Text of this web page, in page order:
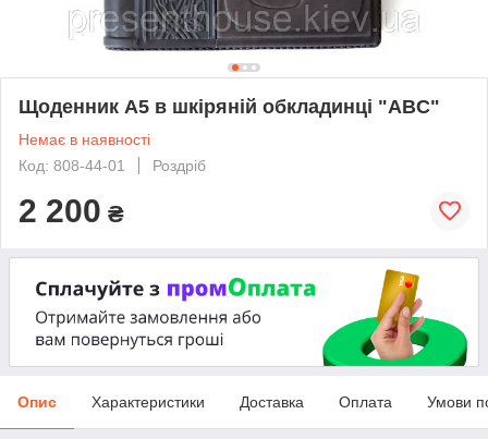
Щоденник А5 в шкіряній обкладинці "ABC"
Немає в наявності
Код: 808-44-01
Роздріб
2 200 ₴
Опис Характеристики Доставка Оплата Умови